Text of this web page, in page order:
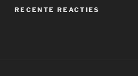
RECENTE REACTIES